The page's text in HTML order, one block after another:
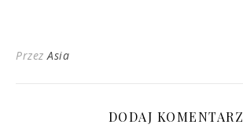
PrzezAsia
DODAJ KOMENTARZ